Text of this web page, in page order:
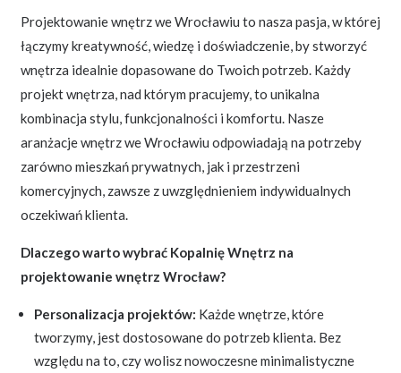
Projektowanie wnętrz we Wrocławiu to nasza pasja, w której
łączymy kreatywność, wiedzę i doświadczenie, by stworzyć
wnętrza idealnie dopasowane do Twoich potrzeb. Każdy
projekt wnętrza, nad którym pracujemy, to unikalna
kombinacja stylu, funkcjonalności i komfortu. Nasze
aranżacje wnętrz we Wrocławiu odpowiadają na potrzeby
zarówno mieszkań prywatnych, jak i przestrzeni
komercyjnych, zawsze z uwzględnieniem indywidualnych
oczekiwań klienta.
Dlaczego warto wybrać Kopalnię Wnętrz na
projektowanie wnętrz Wrocław?
Personalizacja projektów: Każde wnętrze, które
tworzymy, jest dostosowane do potrzeb klienta. Bez
względu na to, czy wolisz nowoczesne minimalistyczne